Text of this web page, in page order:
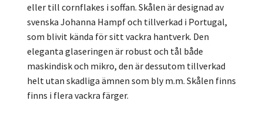
eller till cornflakes i soffan. Skålen är designad av
svenska Johanna Hampf och tillverkad i Portugal,
som blivit kända för sitt vackra hantverk. Den
eleganta glaseringen är robust och tål både
maskindisk och mikro, den är dessutom tillverkad
helt utan skadliga ämnen som bly m.m. Skålen finns
finns i flera vackra färger.